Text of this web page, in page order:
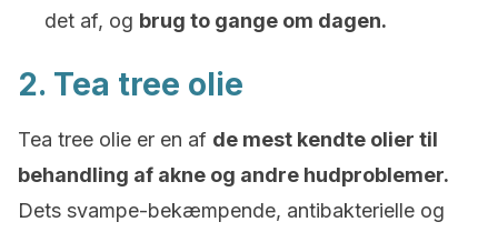
det af, og brug to gange om dagen.
2. Tea tree olie
Tea tree olie er en af ​​ de mest kendte olier til
behandling af akne og andre hudproblemer.
Dets svampe-bekæmpende, antibakterielle og